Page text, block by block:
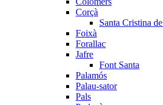
Corçà
Santa Cristina
Foixà
Forallac
Jafre
Font Santa
Palamós
Palau-sator
Pals